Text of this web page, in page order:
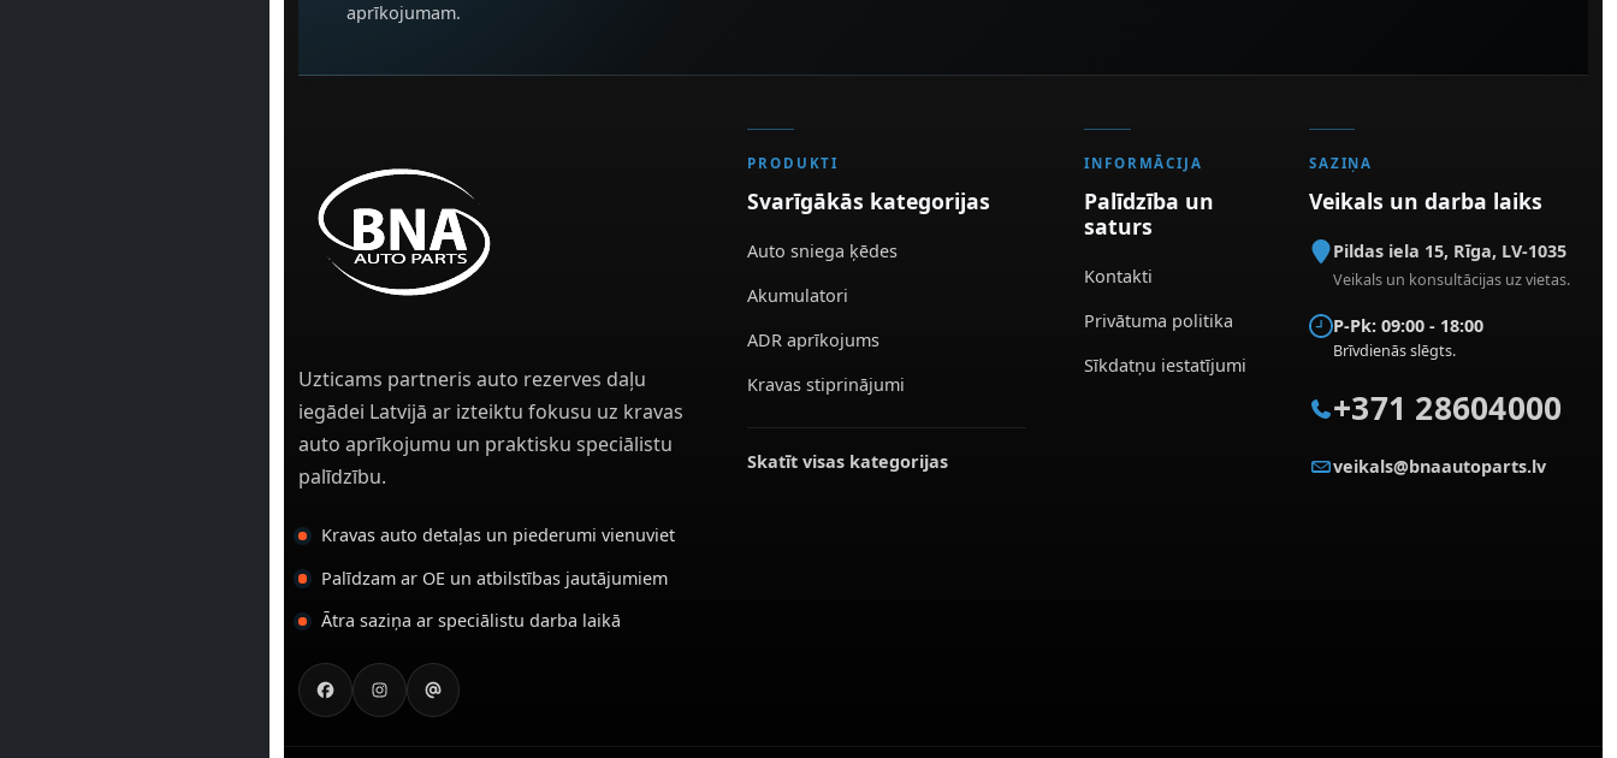
aprīkojumam.
Uzticams partneris auto rezerves daļu
iegādei Latvijā ar izteiktu fokusu uz kravas
auto aprīkojumu un praktisku speciālistu
palīdzību.
Kravas auto detaļas un piederumi vienuviet
Palīdzam ar OE un atbilstības jautājumiem
Ātra saziņa ar speciālistu darba laikā
PRODUKTI
Svarīgākās kategorijas
Auto sniega ķēdes
Akumulatori
ADR aprīkojums
Kravas stiprinājumi
Skatīt visas kategorijas
INFORMĀCIJA
Palīdzība un
saturs
Kontakti
Privātuma politika
Sīkdatņu iestatījumi
SAZIŅA
Veikals un darba laiks
Pildas iela 15, Rīga, LV-1035
Veikals un konsultācijas uz vietas.
P-Pk: 09:00 - 18:00
Brīvdienās slēgts.
+371 28604000
veikals@bnaautoparts.lv